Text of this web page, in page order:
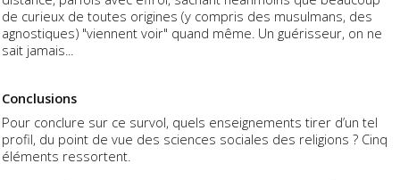
de curieux de toutes origines (y compris des musulmans, des
agnostiques) "viennent voir" quand même. Un guérisseur, on ne
sait jamais...
Conclusions
Pour conclure sur ce survol, quels enseignements tirer d’un tel
profil, du point de vue des sciences sociales des religions ? Cinq
éléments ressortent.